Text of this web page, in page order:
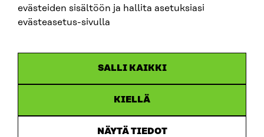
evästeiden sisältöön ja hallita asetuksiasi
evästeasetus-sivulla
SALLI KAIKKI
KIELLÄ
NÄYTÄ TIEDOT
Rahoitushaku: Henkisen kriisinkestävyyden